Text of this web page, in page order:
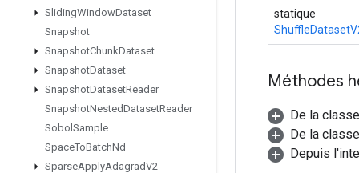
SlidingWindowDataset
Snapshot
SnapshotChunkDataset
SnapshotDataset
SnapshotDatasetReader
SnapshotNestedDatasetReader
Sobol Sample
SpaceToBatchNd
SparseApplyAdagradV2
statique
Méthodes
De la classe
De la
Depuis